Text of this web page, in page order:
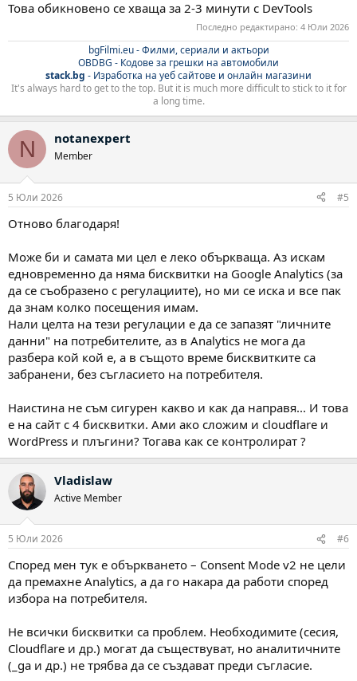
Това обикновено се хваща за 2-3 минути с DevTools
Последно редактирано: 4 Юли 2026
bgFilmi.eu - Филми, сериали и актьори
OBDBG - Кодове за грешки на автомобили
stack.bg - Изработка на уеб сайтове и онлайн магазини
It's always hard to get to the top. But it is much more difficult to stick to it for
a long time.
N notanexpert
Member
5 Юли 2026 #5
Отново благодаря!
Може би и самата ми цел е леко объркваща. Аз искам
едновременно да няма бисквитки на Google Analytics (за
да се съобразено с регулациите), но ми се иска и все пак
да знам колко посещения имам.
Нали целта на тези регулации е да се запазят "личните
данни" на потребителите, аз в Analytics не мога да
разбера кой кой е, а в същото време бисквитките са
забранени, без съгласието на потребителя.
Наистина не съм сигурен какво и как да направя... И това
е на сайт с 4 бисквитки. Ами ако сложим и cloudflare и
WordPress и плъгини? Тогава как се контролират ?
Vladislaw
Active Member
5 Юли 2026 #6
Според мен тук е объркването – Consent Mode v2 не цели
да премахне Analytics, а да го накара да работи според
избора на потребителя.
Не всички бисквитки са проблем. Необходимите (сесия,
Cloudflare и др.) могат да съществуват, но аналитичните
(_ga и др.) не трябва да се създават преди съгласие.